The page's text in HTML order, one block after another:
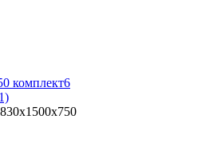
комплект6